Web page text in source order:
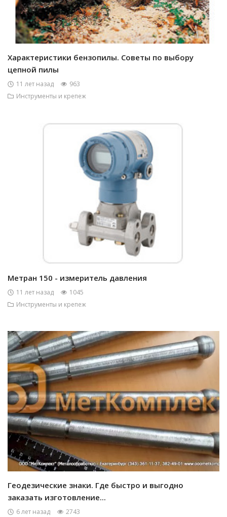
Характеристики бензопилы. Советы по выбору
цепной пилы
11 лет назад
963
Инструменты и крепеж
Метран 150 - измеритель давления
11 лет назад
1045
Инструменты и крепеж
Геодезические знаки. Где быстро и выгодно
заказать изготовление...
6 лет назад 2743